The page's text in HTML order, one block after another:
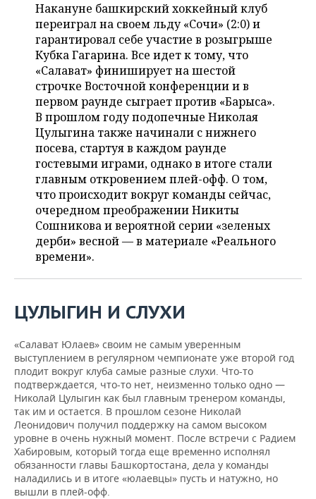
ВУЗЫ ТАТАРСТАНА
КОМУ ПРИНАДЛЕЖАТ
ТОРГОВЫЕ ЦЕНТРЫ
ТАТАРСТАНА
БАНКИ
БЮДЖЕТ
ИНВЕСТИЦИИ
АГРОПРОМ
МАШИНОСТРОЕНИЕ
НЕФТЕХИМИЯ
НЕФТЬ
ОПК
ЭНЕРГЕТИКА
НОВОСТИ НЕДВИЖИМОСТИ
АВТО
НОВОСТИ АВТО
БИЗНЕС
НОВОСТИ БИЗНЕСА
РОЗНИЧНАЯ ТОРГОВЛЯ
ТРАНСПОРТ
УСЛУГИ
ТЕХНОЛОГИИ
НОВОСТИ ТЕХНОЛОГИЙ
МЕДИА
ТЕЛЕКОММУНИКАЦИИ
МЕРОПРИЯТИЯ
НОВОСТИ МЕРОПРИЯТИЙ
ВЫЕЗДНАЯ РЕДАКЦИЯ
БИЗНЕС-БРАНЧИ
ONLINE-КОНФЕРЕНЦИИ
СПОРТ
НОВОСТИ СПОРТА
ФУТБОЛ
ХОККЕЙ
ВОЛЕЙБОЛ
КИБЕРСПОРТ
ФИГУРНОЕ КАТАНИЕ
ВОДНЫЕ ВИДЫ СПОРТА
ХОККЕЙ С МЯЧОМ
ОБЩЕСТВО
НОВОСТИ ОБЩЕСТВА
ВЛАСТЬ
ИСТОРИЯ
КУЛЬТУРА
МЕДИЦИНА
ОБРАЗОВАНИЕ
ПРОИСШЕСТВИЯ
ФОТОГАЛЕРЕЯ
СЮЖЕТЫ
СПРАВОЧНИК
СПИСОК ПЕРСОН
СПИСОК КОМПАНИЙ
ПОЛНАЯ ВЕРСИЯ
Накануне башкирский хоккейный клуб
переиграл на своем льду «Сочи» (2:0) и
гарантировал себе участие в розыгрыше
Кубка Гагарина. Все идет к тому, что
«Салават» финиширует на шестой
строчке Восточной конференции и в
первом раунде сыграет против «Барыса».
В прошлом году подопечные Николая
Цулыгина также начинали с нижнего
посева, стартуя в каждом раунде
гостевыми играми, однако в итоге стали
главным откровением плей-офф. О том,
что происходит вокруг команды сейчас,
очередном преображении Никиты
Сошникова и вероятной серии «зеленых
дерби» весной — в материале «Реального
времени».
ЦУЛЫГИН И СЛУХИ
«Салават Юлаев» своим не самым уверенным
выступлением в регулярном чемпионате уже второй год
плодит вокруг клуба самые разные слухи. Что-то
подтверждается, что-то нет, неизменно только одно —
Николай Цулыгин как был главным тренером команды,
так им и остается. В прошлом сезоне Николай
Леонидович получил поддержку на самом высоком
уровне в очень нужный момент. После встречи с Радием
Хабировым, который тогда еще временно исполнял
обязанности главы Башкортостана, дела у команды
наладились и в итоге «юлаевцы» пусть и натужно, но
вышли в плей-офф.